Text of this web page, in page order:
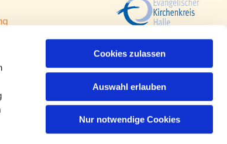
Cookies zulassen
Auswahl erlauben
Nur notwendige Cookies